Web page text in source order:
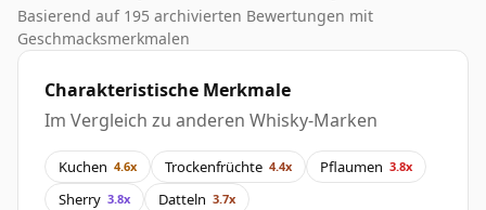
Basierend auf 195 archivierten Bewertungen mit
Geschmacksmerkmalen
Charakteristische Merkmale
Im Vergleich zu anderen Whisky-Marken
Kuchen 4.6x Trockenfrüchte 4.4x Pflaumen 3.8x
Sherry 3.8x Datteln 3.7x